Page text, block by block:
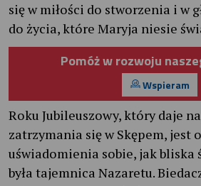
się w miłości do stworzenia i w
do życia, które Maryja niesie
Pomóż w rozwoju
Wspieram
Roku Jubileuszowy, który daje
zatrzymania się w Skępem, jest
uświadomienia sobie, jak bliska
była tajemnica Nazaretu.